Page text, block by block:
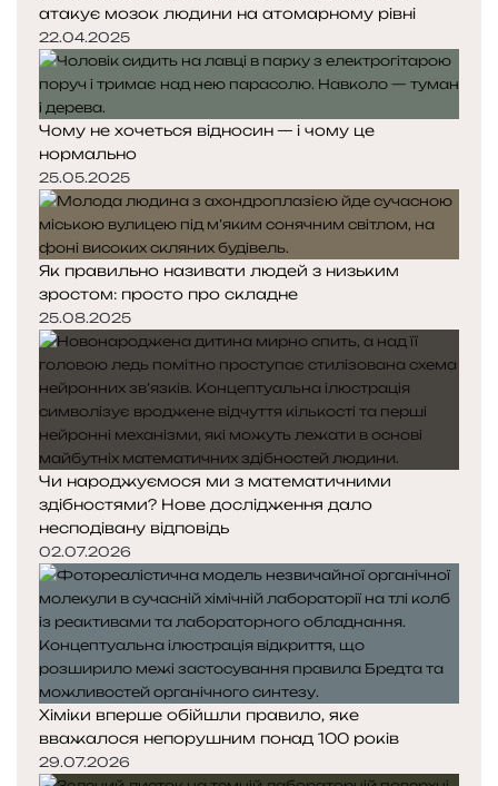
атакує мозок людини на атомарному рівні
22.04.2025
Чому не хочеться відносин — і чому це
нормально
25.05.2025
Як правильно називати людей з низьким
зростом: просто про складне
25.08.2025
Чи народжуємося ми з математичними
здібностями? Нове дослідження дало
несподівану відповідь
02.07.2026
Хіміки вперше обійшли правило, яке
вважалося непорушним понад 100 років
29.07.2026